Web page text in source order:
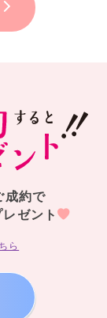
成約で
ゼント
ら